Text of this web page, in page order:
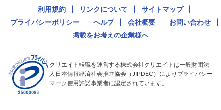
利用規約 リンクについて
サイトマップ
プライバシーポリシー
ヘルプ 会社概要
お問い合わせ
掲載をお考えの企業様へ
クリエイト転職を運営する株式会社クリエイトは一般財団法
人日本情報経済社会推進協会（JIPDEC）によりプライバシー
マーク使用許諾事業者に認定されています。